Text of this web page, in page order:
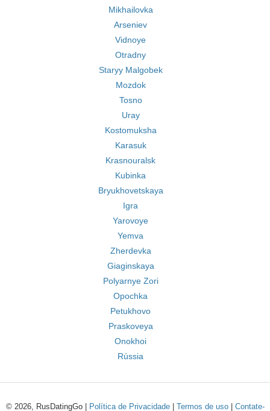
Mikhailovka
Arseniev
Vidnoye
Otradny
Staryy Malgobek
Mozdok
Tosno
Uray
Kostomuksha
Karasuk
Krasnouralsk
Kubinka
Bryukhovetskaya
Igra
Yarovoye
Yemva
Zherdevka
Giaginskaya
Polyarnye Zori
Opochka
Petukhovo
Praskoveya
Onokhoi
Rússia
© 2026, RusDatingGo | Política de Privacidade| Termos de uso| Contate-